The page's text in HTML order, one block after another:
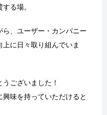
る場。
ら、ユーザー・カンパニー
に日々取り組んでいま
ございました！
味を持っていただけると